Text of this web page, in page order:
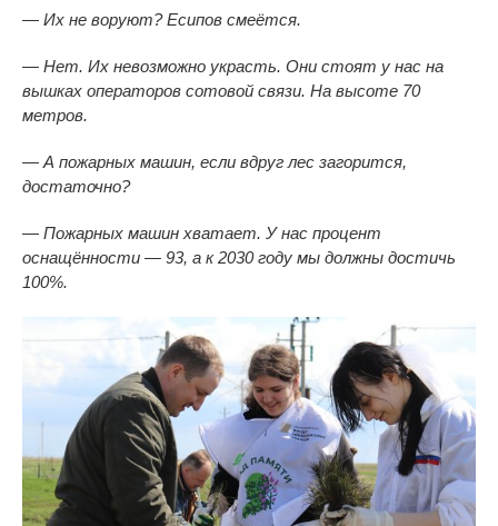
— Их не воруют? Есипов смеётся.
— Нет. Их невозможно украсть. Они стоят у нас на
вышках операторов сотовой связи. На высоте 70
метров.
— А пожарных машин, если вдруг лес загорится,
достаточно?
— Пожарных машин хватает. У нас процент
оснащённости — 93, а к 2030 году мы должны достичь
100%.